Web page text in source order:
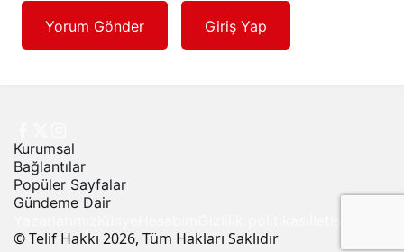
Yorum Gönder Giriş Yap
Kurumsal
Bağlantılar
Popüler Sayfalar
Gündeme Dair
© Telif Hakkı 2026, Tüm Hakları Saklıdır